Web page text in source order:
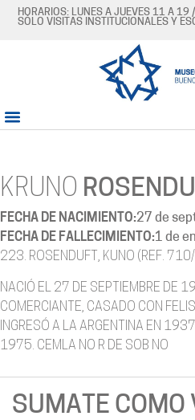
HORARIOS: LUNES A JUEVES 11 A
SÓLO VISITAS INSTITUCIONALES Y
KRUNO
FECHA DE NACIMIENTO:27 de
FECHA DE FALLECIMIENTO:1 de
223. ROSENDUFT, KUNO (REF.
NACIÓ EL 27 DE SEPTIEMBRE DE
COMERCIANTE, CASADO CON
INGRESÓ A LA ARGENTINA EN
1975. CEMLA NO R DE SOB NO
SUMATE COMO